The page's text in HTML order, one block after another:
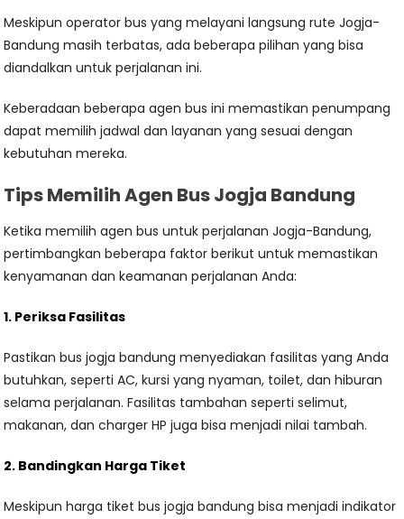
Meskipun operator bus yang melayani langsung rute Jogja-
Bandung masih terbatas, ada beberapa pilihan yang bisa
diandalkan untuk perjalanan ini.
Keberadaan beberapa agen bus ini memastikan penumpang
dapat memilih jadwal dan layanan yang sesuai dengan
kebutuhan mereka.
Tips Memilih Agen Bus Jogja Bandung
Ketika memilih agen bus untuk perjalanan Jogja-Bandung,
pertimbangkan beberapa faktor berikut untuk memastikan
kenyamanan dan keamanan perjalanan Anda:
1. Periksa Fasilitas
Pastikan bus jogja bandung menyediakan fasilitas yang Anda
butuhkan, seperti AC, kursi yang nyaman, toilet, dan hiburan
selama perjalanan. Fasilitas tambahan seperti selimut,
makanan, dan charger HP juga bisa menjadi nilai tambah.
2. Bandingkan Harga Tiket
Meskipun harga tiket bus jogja bandung bisa menjadi indikator